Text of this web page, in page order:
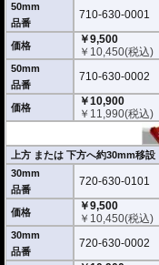
50mm
品番
710-630-0001
価格
￥9,500
￥ 10,450(税込)
50mm
品番
710-630-0002
価格
￥10,900
￥ 11,990(税込)
上方 または 下方へ約30mm移設
30mm
品番
720-630-0101
価格
￥9,500
￥ 10,450(税込)
30mm
品番
720-630-0002